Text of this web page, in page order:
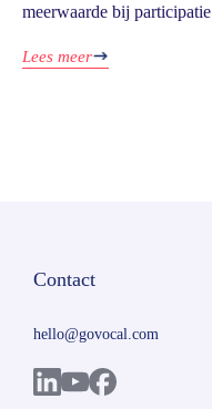
meerwaarde bij participatie
Lees meer
Contact
hello@govocal.com